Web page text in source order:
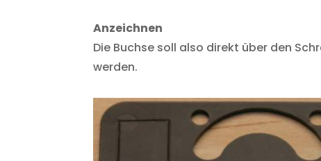
Anzeichnen
Die Buchse soll also direkt über den
werden.